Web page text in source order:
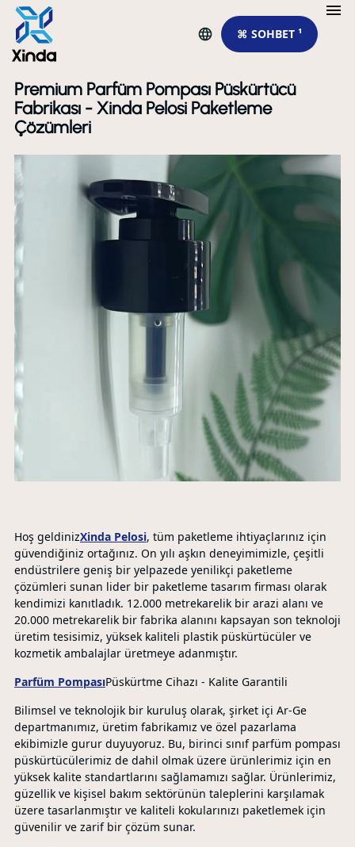
⌘ SOHBET ¹
Premium Parfüm Pompası Püskürtücü
Fabrikası - Xinda Pelosi Paketleme
Çözümleri
Hoş geldinizXinda Pelosi, tüm paketleme ihtiyaçlarınız için
güvendiğiniz ortağınız. On yılı aşkın deneyimimizle, çeşitli
endüstrilere geniş bir yelpazede yenilikçi paketleme
çözümleri sunan lider bir paketleme tasarım firması olarak
kendimizi kanıtladık. 12.000 metrekarelik bir arazi alanı ve
20.000 metrekarelik bir fabrika alanını kapsayan son teknoloji
üretim tesisimiz, yüksek kaliteli plastik püskürtücüler ve
kozmetik ambalajlar üretmeye adanmıştır.
Parfüm PompasıPüskürtme Cihazı - Kalite Garantili
Bilimsel ve teknolojik bir kuruluş olarak, şirket içi Ar-Ge
departmanımız, üretim fabrikamız ve özel pazarlama
ekibimizle gurur duyuyoruz. Bu, birinci sınıf parfüm pompası
püskürtücülerimiz de dahil olmak üzere ürünlerimiz için en
yüksek kalite standartlarını sağlamamızı sağlar. Ürünlerimiz,
güzellik ve kişisel bakım sektörünün taleplerini karşılamak
üzere tasarlanmıştır ve kaliteli kokularınızı paketlemek için
güvenilir ve zarif bir çözüm sunar.